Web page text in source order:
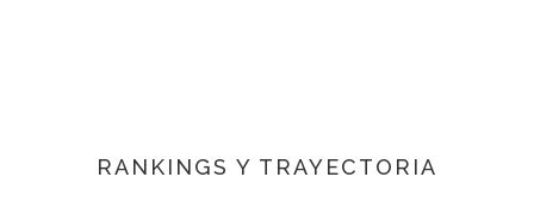
RANKINGS Y TRAYECTORIA